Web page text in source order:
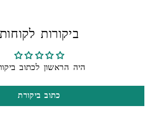
ביקורות לקוחות
היה הראשון לכתוב
כתוב ביקורת